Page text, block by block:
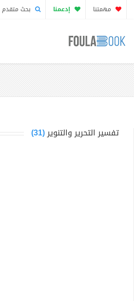
مهمتنا إدعمنا بحث متقدم
تفسير التحرير والتنوير(31)